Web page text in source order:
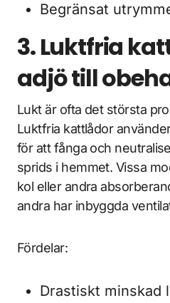
Begränsat
3. Luktfria
adjö till
Lukt är ofta det största
Luktfria kattlådor
för att fånga och
sprids i hemmet. Vissa
kol eller andra
andra har inbyggda
Fördelar:
Drastiskt minskad